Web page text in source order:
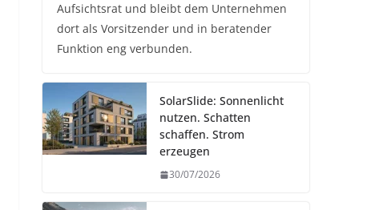
Aufsichtsrat und bleibt dem Unternehmen
dort als Vorsitzender und in beratender
Funktion eng verbunden.
SolarSlide: Sonnenlicht
nutzen. Schatten
schaffen. Strom
erzeugen
30/07/2026